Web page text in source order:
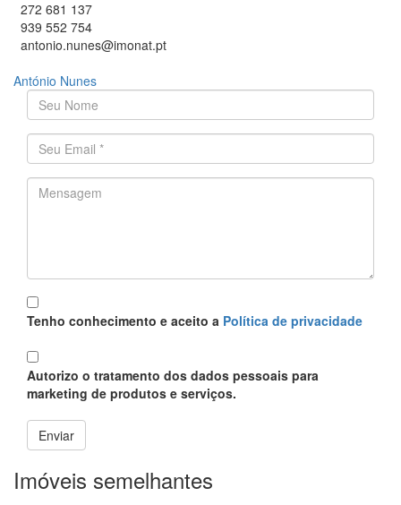
272 681 137
939 552 754
antonio.nunes@imonat.pt
António Nunes
O seu nome
Endereço de email
Mensagem
Política
Tenho conhecimento e aceito a Política de privacidade
Proteção
Autorizo o tratamento dos dados pessoais para
marketing de produtos e serviços.
Enviar
Imóveis semelhantes